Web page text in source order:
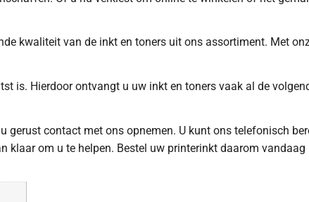
kwaliteit van de inkt en toners uit ons assortiment. Met
is. Hierdoor ontvangt u uw inkt en toners vaak al de
gerust contact met ons opnemen. U kunt ons telefonisch
klaar om u te helpen. Bestel uw printerinkt daarom vandaag